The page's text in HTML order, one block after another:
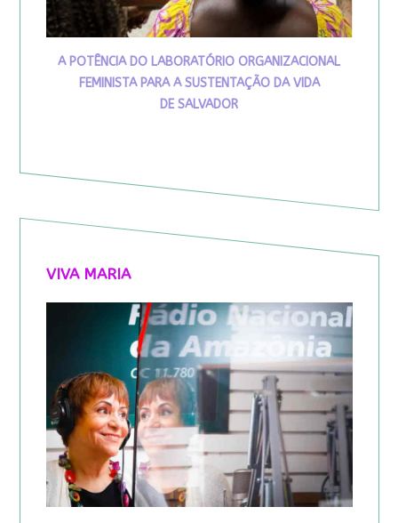
A POTÊNCIA DO LABORATÓRIO ORGANIZACIONAL
FEMINISTA PARA A SUSTENTAÇÃO DA VIDA
DE SALVADOR
VIVA MARIA